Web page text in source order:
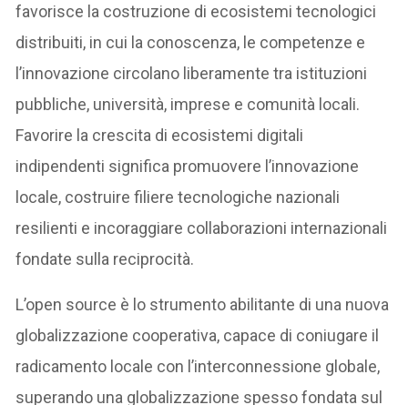
favorisce la costruzione di ecosistemi tecnologici
distribuiti, in cui la conoscenza, le competenze e
l’innovazione circolano liberamente tra istituzioni
pubbliche, università, imprese e comunità locali.
Favorire la crescita di ecosistemi digitali
indipendenti significa promuovere l’innovazione
locale, costruire filiere tecnologiche nazionali
resilienti e incoraggiare collaborazioni internazionali
fondate sulla reciprocità.
L’open source è lo strumento abilitante di una nuova
globalizzazione cooperativa, capace di coniugare il
radicamento locale con l’interconnessione globale,
superando una globalizzazione spesso fondata sul